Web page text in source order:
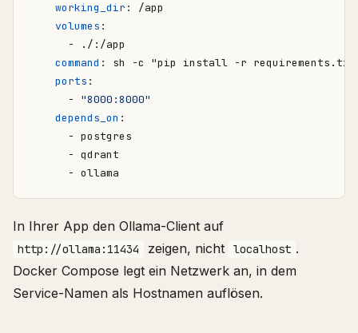
working_dir :
/app
volumes :
-
./:/app
command :
sh -c "pip install -r requirements.txt
ports :
- "8000:8000"
depends_on :
- postgres
- qdrant
- ollama
In Ihrer App den Ollama-Client auf
http://ollama:11434 zeigen, nicht localhost .
Docker Compose legt ein Netzwerk an, in dem
Service-Namen als Hostnamen auflösen.